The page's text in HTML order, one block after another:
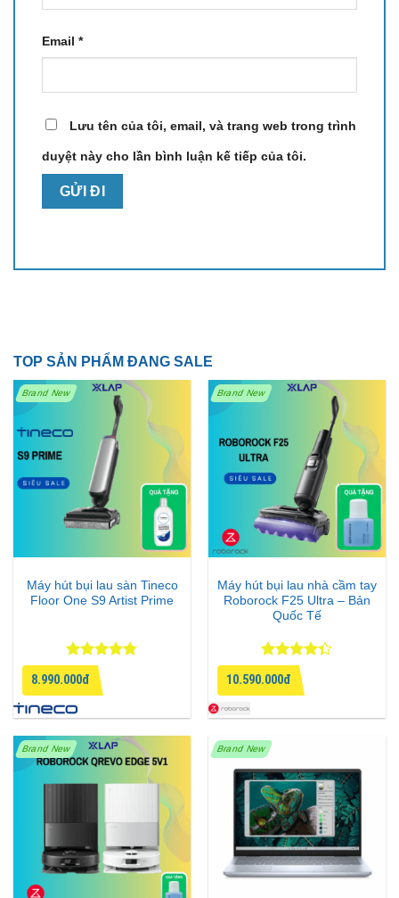
Email *
Lưu tên của tôi, email, và trang web trong trình
duyệt này cho lần bình luận kế tiếp của tôi.
TOP SẢN PHẨM ĐANG SALE
Brand New
Máy hút bụi lau sàn Tineco
Floor One S9 Artist Prime
Được xếp
hạng4.75
5 sao
8.990.000đ
Brand New
Máy hút bụi lau nhà cầm tay
Roborock F25 Ultra – Bản
Quốc Tế
Được xếp
hạng
4.33
5 sao
10.590.000đ
Brand New Brand New